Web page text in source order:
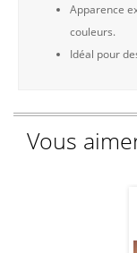
Apparence
couleurs.
Idéal pour
Vous